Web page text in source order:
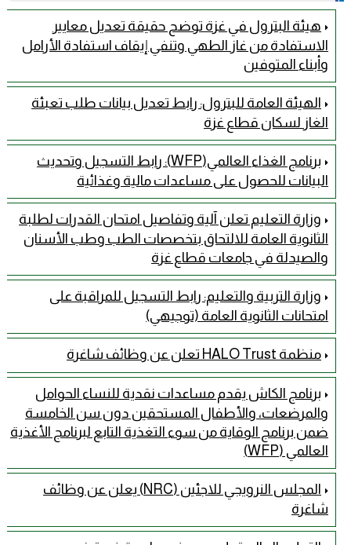
هيئة البترول في غزة توضح حقيقة تعديل معايير
الاستفادة من غاز الطهي وتنفي إيقاف استفادة الأرامل
وأبناء المتوفين
الهيئة العامة للبترول: رابط تعديل بيانات طلب تعبئة
الغاز لسكان قطاع غزة
برنامج الغذاء العالمي(WFP): رابط التسجيل وتحديث
البيانات للحصول على مساعدات مالية وغذائية
وزارة التعليم تعلن آلية وتفاصيل امتحان القدرات لطلبة
الثانوية العامة للالتحاق بتخصصات الطب وطب الأسنان
والصيدلة في جامعات قطاع غزة
وزارة التربية والتعليم: رابط التسجيل للمراقبة على
امتحانات الثانوية العامة (توجيهي)
منظمة HALO Trust تعلن عن وظائف شاغرة
برنامج الكاش يقدم مساعدات نقدية للنساء الحوامل
والمرضعات، والأطفال المستحقين دون سن الخامسة
ضمن برنامج الوقاية من سوء التغذية التابع لبرنامج الأغذية
العالمي (WFP)
المجلس النرويجي للاجئين (NRC) يعلن عن وظائف
شاغرة